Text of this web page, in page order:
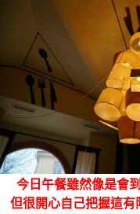
今日午餐雖然像是會
但很開心自己把握這有